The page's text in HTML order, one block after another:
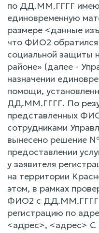
по ДД.ММ.ГГГГ
единовременную
размере <данные
что ФИО2
социальной защиты
районе» (далее -
назначении
помощи,
ДД.ММ.ГГГГ. По
представленных
сотрудниками
вынесено решение №
предоставлении
у заявителя
на территории
этом, в рамках
ФИО2 с ДД.ММ.ГГГГ
регистрацию по
<адрес>, <адрес>